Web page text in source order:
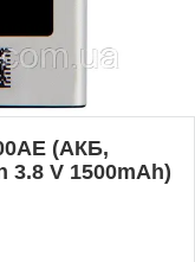
(АКБ,
3.8 V 1500mAh)